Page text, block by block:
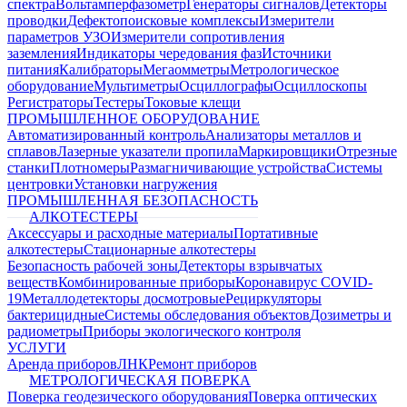
спектраВольтамперфазометрГенераторы сигналовДетекторы
проводкиДефектопоисковые комплексыИзмерители
параметров УЗОИзмерители сопротивления
заземленияИндикаторы чередования фазИсточники
питанияКалибраторыМегаомметрыМетрологическое
оборудованиеМультиметрыОсциллографыОсциллоскопы
РегистраторыТестерыТоковые клещи
ПРОМЫШЛЕННОЕ ОБОРУДОВАНИЕ
Автоматизированный контрольАнализаторы металлов и
сплавовЛазерные указатели пропилаМаркировщикиОтрезные
станкиПлотномерыРазмагничивающие устройстваСистемы
центровкиУстановки нагружения
ПРОМЫШЛЕННАЯ БЕЗОПАСНОСТЬ
АЛКОТЕСТЕРЫ
Аксессуары и расходные материалыПортативные
алкотестерыСтационарные алкотестеры
Безопасность рабочей зоныДетекторы взрывчатых
веществКомбинированные приборыКоронавирус COVID-
19Металлодетекторы досмотровыеРециркуляторы
бактерицидныеСистемы обследования объектовДозиметры и
радиометрыПриборы экологического контроля
УСЛУГИ
Аренда приборовЛНКРемонт приборов
МЕТРОЛОГИЧЕСКАЯ ПОВЕРКА
Поверка геодезического оборудованияПоверка оптических